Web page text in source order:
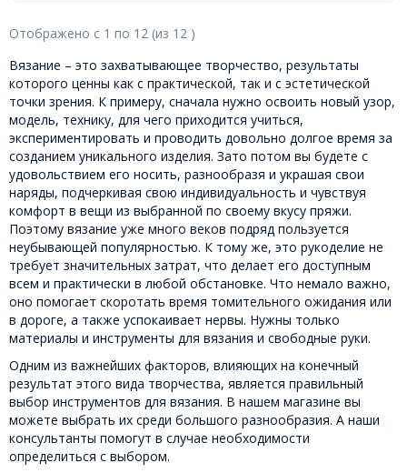
Отображено с 1 по 12 (из 12 )
Вязание – это захватывающее творчество, результаты
которого ценны как с практической, так и с эстетической
точки зрения. К примеру, сначала нужно освоить новый узор,
модель, технику, для чего приходится учиться,
экспериментировать и проводить довольно долгое время за
созданием уникального изделия. Зато потом вы будете с
удовольствием его носить, разнообразя и украшая свои
наряды, подчеркивая свою индивидуальность и чувствуя
комфорт в вещи из выбранной по своему вкусу пряжи.
Поэтому вязание уже много веков подряд пользуется
неубывающей популярностью. К тому же, это рукоделие не
требует значительных затрат, что делает его доступным
всем и практически в любой обстановке. Что немало важно,
оно помогает скоротать время томительного ожидания или
в дороге, а также успокаивает нервы. Нужны только
материалы и инструменты для вязания и свободные руки.
Одним из важнейших факторов, влияющих на конечный
результат этого вида творчества, является правильный
выбор инструментов для вязания. В нашем магазине вы
можете выбрать их среди большого разнообразия. А наши
консультанты помогут в случае необходимости
определиться с выбором.